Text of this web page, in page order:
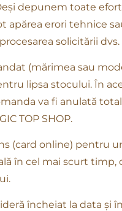
depunem toate
apărea erori tehnice
solicitării dvs.
(mărimea sau
lipsa stocului. În
va fi anulată
TOP SHOP.
(card online) pentru
în cel mai scurt
încheiat la data și